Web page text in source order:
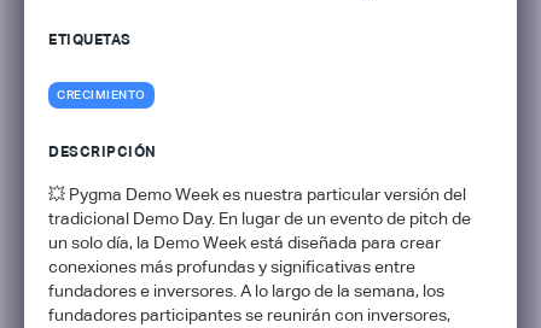
ETIQUETAS
CRECIMIENTO
DESCRIPCIÓN
💥 Pygma Demo Week es nuestra particular versión del
tradicional Demo Day. En lugar de un evento de pitch de
un solo día, la Demo Week está diseñada para crear
conexiones más profundas y significativas entre
fundadores e inversores. A lo largo de la semana, los
fundadores participantes se reunirán con inversores,